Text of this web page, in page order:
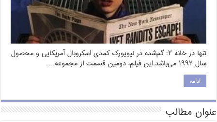
تنها در خانه ۲: گم‌شده در نیویورک کمدی اسکروبال آمریکایی و محصول
سال ۱۹۹۲ می‌باشد.این فیلم، دومین قسمت از مجموعه …
ادامه
عنوان مطالب